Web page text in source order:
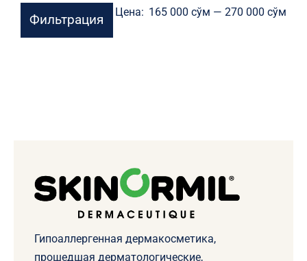
Фильтрация Цена: 165 000 сўм —270 000 сўм
Гипоаллергенная дермакосметика,
прошедшая дерматологические,